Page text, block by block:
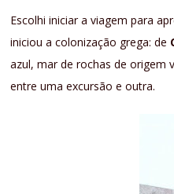
Escolhi iniciar a viagem para
iniciou a colonização grega: de
azul, mar de rochas de origem
entre uma excursão e outra.